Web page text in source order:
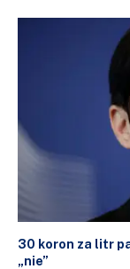
30 koron za litr
„nie”